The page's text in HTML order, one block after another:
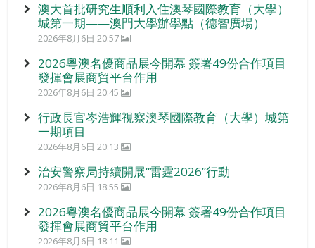
澳大首批研究生順利入住澳琴國際教育（大學）
城第一期——澳門大學辦學點（德智廣場）
2026年8月6日 20:57
2026粵澳名優商品展今開幕 簽署49份合作項目
發揮會展商貿平台作用
2026年8月6日 20:45
行政長官岑浩輝視察澳琴國際教育（大學）城第
一期項目
2026年8月6日 20:13
治安警察局持續開展“雷霆2026”行動
2026年8月6日 18:55
2026粵澳名優商品展今開幕 簽署49份合作項目
發揮會展商貿平台作用
2026年8月6日 18:11